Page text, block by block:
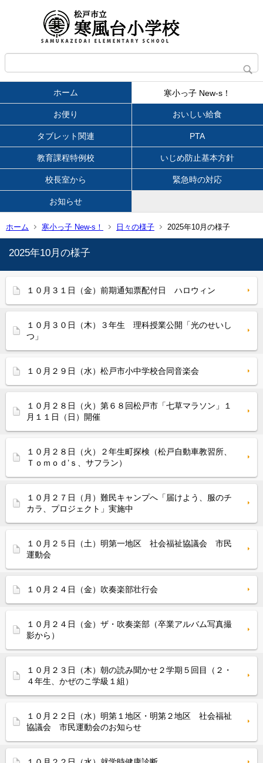
ホーム 寒小っ子 New-s！
お便り おいしい給食
タブレット関連 PTA
教育課程特例校 いじめ防止基本方針
校長室から 緊急時の対応
お知らせ
ホーム 寒小っ子 New-s！ 日々の様子 2025年10月の様子
2025年10月の様子
１０月３１日（金）前期通知票配付日 ハロウィン
１０月３０日（木）３年生 理科授業公開「光のせいし
つ」
１０月２９日（水）松戸市小中学校合同音楽会
１０月２８日（火）第６８回松戸市「七草マラソン」１
月１１日（日）開催
１０月２８日（火）２年生町探検（松戸自動車教習所、
Ｔｏｍｏｄ’ｓ、サフラン）
１０月２７日（月）難民キャンプへ「届けよう、服のチ
カラ、プロジェクト」実施中
１０月２５日（土）明第一地区 社会福祉協議会 市民
運動会
１０月２４日（金）吹奏楽部壮行会
１０月２４日（金）ザ・吹奏楽部（卒業アルバム写真撮
影から）
１０月２３日（木）朝の読み聞かせ２学期５回目（２・
４年生、かぜのこ学級１組）
１０月２２日（水）明第１地区・明第２地区 社会福祉
協議会 市民運動会のお知らせ